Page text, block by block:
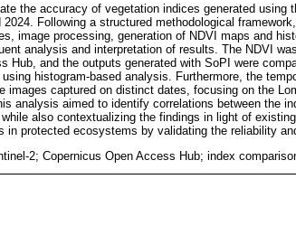
the accuracy of vegetation indices generated using
Following a structured methodological
image processing, generation of NDVI maps and
analysis and interpretation of results. The NDVI
Hub, and the outputs generated with SoPI were
histogram-based analysis. Furthermore, the
images captured on distinct dates, focusing on the
analysis aimed to identify correlations between the
also contextualizing the findings in light of
in protected ecosystems by validating the reliability
2; Copernicus Open Access Hub; index